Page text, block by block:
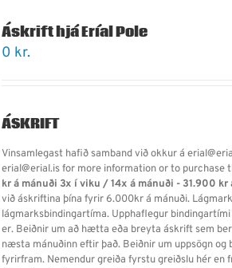
Áskrift hjá Eríal Pole
0 kr.
ÁSKRIFT
Vinsamlegast hafið samband við okkur á
erial@erial.is for more information or to purchase
kr á mánuði 3x í viku / 14x á mánuði - 31.900 kr
við áskriftina þína fyrir 6.000kr á mánuði.
lágmarksbindingartíma. Upphaflegur
er. Beiðnir um að hætta eða breyta áskrift sem
næsta mánuðinn eftir það. Beiðnir um uppsögn
fyrirfram. Nemendur greiða fyrstu greiðslu hér en